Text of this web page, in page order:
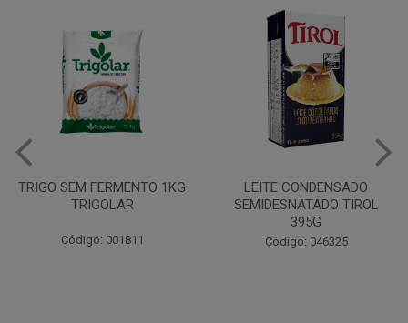
LEITE CONDENSADO
SEMIDESNATADO TIROL
Código: 046325
CHANTILINHO EM PO 400G
MIX
Código: 037442